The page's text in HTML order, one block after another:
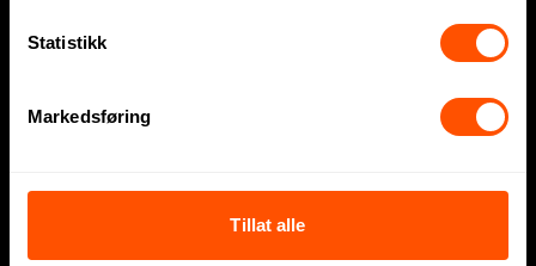
Statistikk
Markedsføring
Tillat alle
Profilklær
Firmagaver
Sportsklær